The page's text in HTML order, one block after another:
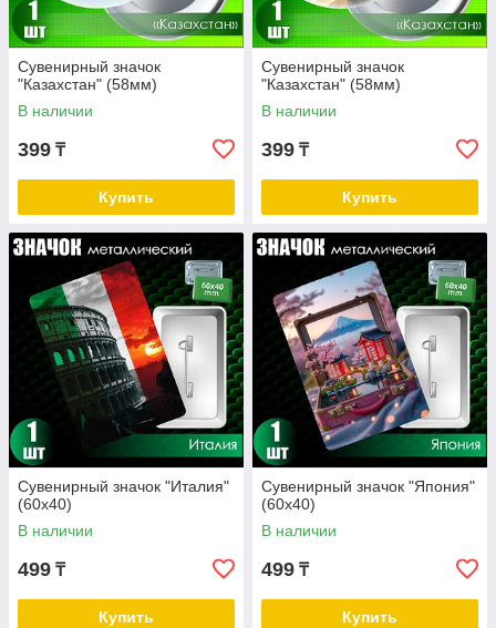
Сувенирный значок
"Казахстан" (58мм)
В наличии
399 ₸
Купить
Сувенирный значок
"Казахстан" (58мм)
В наличии
399 ₸
Купить
Сувенирный значок "Италия"
(60х40)
В наличии
499 ₸
Купить
Сувенирный значок "Япония"
(60х40)
В наличии
499 ₸
Купить